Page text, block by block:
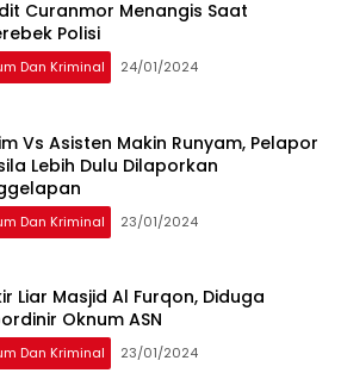
Curanmor Menangis Saat
Polisi
Dan Kriminal 24/01/2024
Vs Asisten Makin Runyam, Pelapor
Lebih Dulu Dilaporkan
Dan Kriminal 23/01/2024
Liar Masjid Al Furqon, Diduga
Oknum ASN
Dan Kriminal 23/01/2024